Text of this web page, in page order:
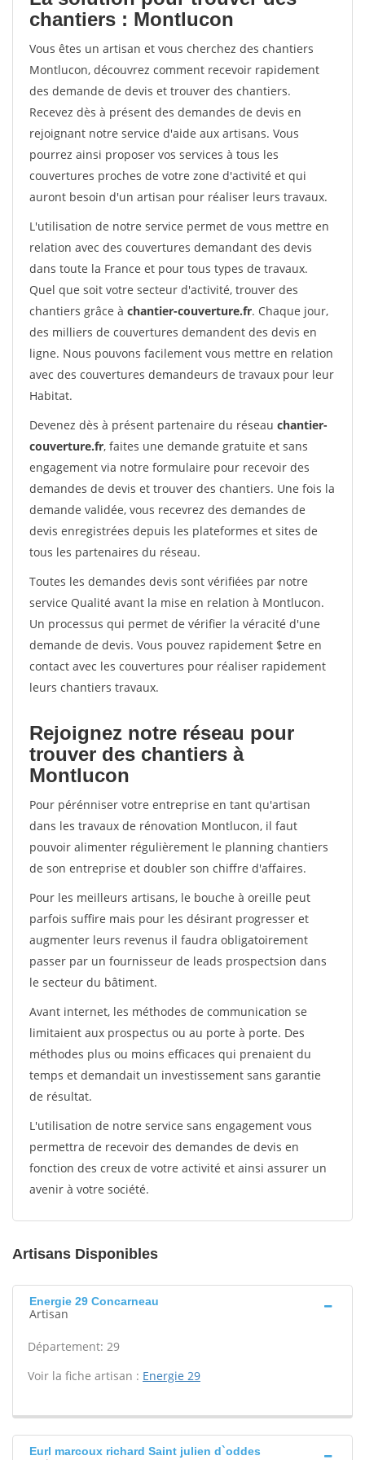
chantiers : Montlucon
Vous êtes un artisan et vous cherchez des chantiers
Montlucon, découvrez comment recevoir rapidement
des demande de devis et trouver des chantiers.
Recevez dès à présent des demandes de devis en
rejoignant notre service d'aide aux artisans. Vous
pourrez ainsi proposer vos services à tous les
couvertures proches de votre zone d'activité et qui
auront besoin d'un artisan pour réaliser leurs travaux.
L'utilisation de notre service permet de vous mettre en
relation avec des couvertures demandant des devis
dans toute la France et pour tous types de travaux.
Quel que soit votre secteur d'activité, trouver des
chantiers grâce à chantier-couverture.fr. Chaque jour,
des milliers de couvertures demandent des devis en
ligne. Nous pouvons facilement vous mettre en relation
avec des couvertures demandeurs de travaux pour leur
Habitat.
Devenez dès à présent partenaire du réseau chantier-
couverture.fr, faites une demande gratuite et sans
engagement via notre formulaire pour recevoir des
demandes de devis et trouver des chantiers. Une fois la
demande validée, vous recevrez des demandes de
devis enregistrées depuis les plateformes et sites de
tous les partenaires du réseau.
Toutes les demandes devis sont vérifiées par notre
service Qualité avant la mise en relation à Montlucon.
Un processus qui permet de vérifier la véracité d'une
demande de devis. Vous pouvez rapidement $etre en
contact avec les couvertures pour réaliser rapidement
leurs chantiers travaux.
Rejoignez notre réseau pour
trouver des chantiers à
Montlucon
Pour pérénniser votre entreprise en tant qu'artisan
dans les travaux de rénovation Montlucon, il faut
pouvoir alimenter régulièrement le planning chantiers
de son entreprise et doubler son chiffre d'affaires.
Pour les meilleurs artisans, le bouche à oreille peut
parfois suffire mais pour les désirant progresser et
augmenter leurs revenus il faudra obligatoirement
passer par un fournisseur de leads prospectsion dans
le secteur du bâtiment.
Avant internet, les méthodes de communication se
limitaient aux prospectus ou au porte à porte. Des
méthodes plus ou moins efficaces qui prenaient du
temps et demandait un investissement sans garantie
de résultat.
L'utilisation de notre service sans engagement vous
permettra de recevoir des demandes de devis en
fonction des creux de votre activité et ainsi assurer un
avenir à votre société.
Artisans Disponibles
Energie 29 Concarneau
Artisan
Département: 29
Voir la fiche artisan : Energie 29
Eurl marcoux richard Saint julien d`oddes